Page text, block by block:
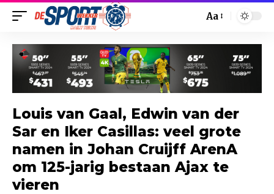
Aa
Louis van Gaal, Edwin van der
Sar en Iker Casillas: veel grote
namen in Johan Cruijff ArenA
om 125-jarig bestaan Ajax te
vieren